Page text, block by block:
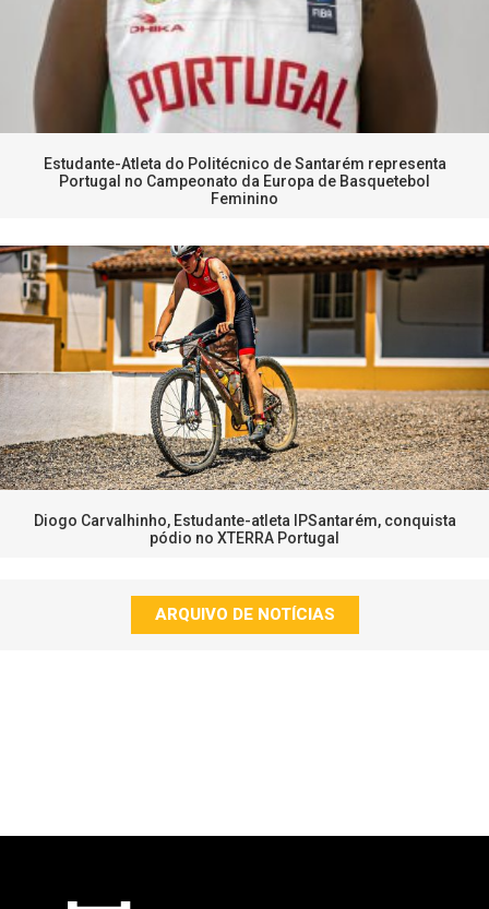
Estudante-Atleta do Politécnico de Santarém representa
Portugal no Campeonato da Europa de Basquetebol
Feminino
Diogo Carvalhinho, Estudante-atleta IPSantarém, conquista
pódio no XTERRA Portugal
ARQUIVO DE NOTÍCIAS